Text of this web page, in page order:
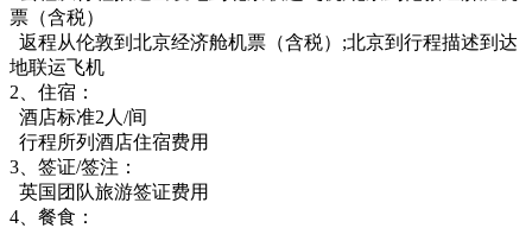
票（含税）
返程从伦敦到北京经济舱机票（含税）;北京到行程描述到达
地联运飞机
2、住宿：
酒店标准2人/间
行程所列酒店住宿费用
3、签证/签注：
英国团队旅游签证费用
4、餐食：